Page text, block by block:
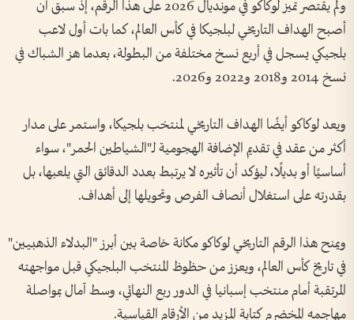
ولم يقتصر تميز لوكاكو في مونديال 2026 على هذا الرقم، إذ سبق أن
أصبح الهداف التاريخي لبلجيكا في كأس العالم، كما بات أول لاعب
بلجيكي يسجل في أربع نسخ مختلفة من البطولة، بعدما هز الشباك في
نسخ 2014 و2018 و2022 و2026.
ويعد لوكاكو أيضًا الهداف التاريخي لمنتخب بلجيكا، واستمر على مدار
أكثر من عقد في تقديم الإضافة الهجومية لـ"الشياطين الحمر"، سواء
أساسيًا أو بديلًا، ليؤكد أن تأثيره لا يرتبط بعدد الدقائق التي يلعبها، بل
بقدرته على استغلال أنصاف الفرص وتحويلها إلى أهداف.
ويمنح هذا الرقم التاريخي لوكاكو مكانة خاصة بين أبرز "البدلاء الذهبيين"
في تاريخ كأس العالم، ويعزز من حظوظ المنتخب البلجيكي قبل مواجهته
المرتقبة أمام منتخب إسبانيا في الدور ربع النهائي، وسط آمال بمواصلة
مهاجمه المخضرم كتابة المزيد من الأرقام القياسية.